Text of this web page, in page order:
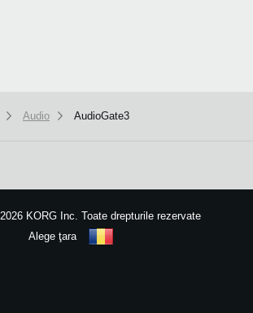
Audio AudioGate3
2026 KORG Inc. Toate drepturile rezervate
Alege ţara